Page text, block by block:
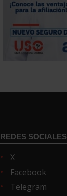
REDES SOCIALES
X
Facebook
Telegram